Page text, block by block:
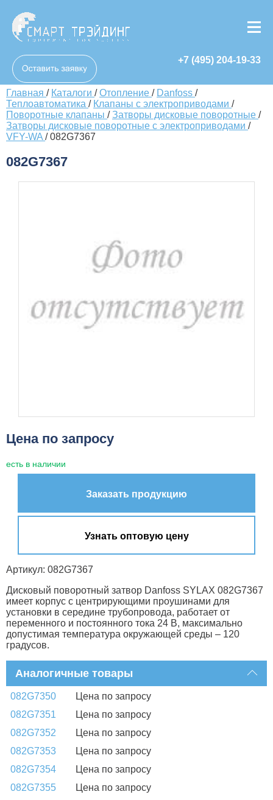
+7 (495) 204-19-33
Главная / Каталоги /Отопление / Danfoss /
Теплоавтоматика / Клапаны с электроприводами /
Поворотные клапаны /Затворы дисковые поворотные /
Затворы дисковые поворотные с электроприводами /
VFY-WA /082G7367
082G7367
Цена по запросу
есть в наличии
Заказать продукцию
Узнать оптовую цену
Артикул: 082G7367
Дисковый поворотный затвор Danfoss SYLAX 082G7367
имеет корпус с центрирующими проушинами для
установки в середине трубопровода, работает от
переменного и постоянного тока 24 В, максимально
допустимая температура окружающей среды – 120
градусов.
Аналогичные товары
082G7350
Цена по запросу
082G7351
Цена по запросу
082G7352
Цена по запросу
082G7353
Цена по запросу
082G7354
Цена по запросу
082G7355
Цена по запросу